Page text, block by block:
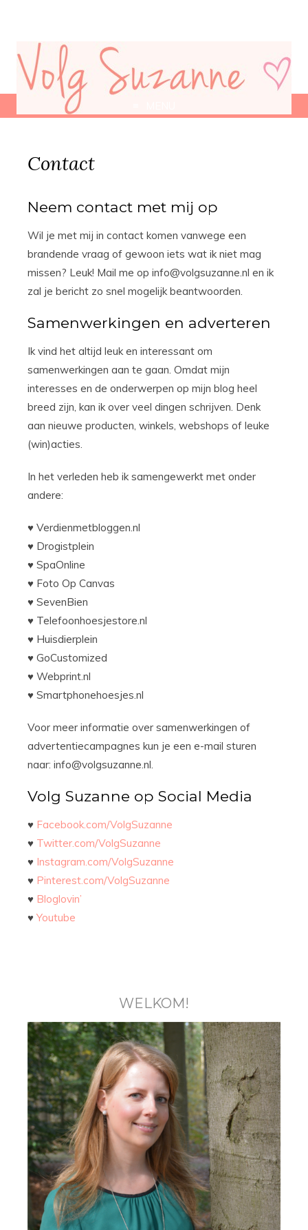
Contact
Neem contact met mij op
Wil je met mij in contact komen vanwege een
brandende vraag of gewoon iets wat ik niet mag
missen? Leuk! Mail me op info@volgsuzanne.nl en ik
zal je bericht zo snel mogelijk beantwoorden.
Samenwerkingen en adverteren
Ik vind het altijd leuk en interessant om
samenwerkingen aan te gaan. Omdat mijn
interesses en de onderwerpen op mijn blog heel
breed zijn, kan ik over veel dingen schrijven. Denk
aan nieuwe producten, winkels, webshops of leuke
(win)acties.
In het verleden heb ik samengewerkt met onder
andere:
♥ Verdienmetbloggen.nl
♥ Drogistplein
♥ SpaOnline
♥ Foto Op Canvas
♥ SevenBien
♥ Telefoonhoesjestore.nl
♥ Huisdierplein
♥ GoCustomized
♥ Webprint.nl
♥ Smartphonehoesjes.nl
Voor meer informatie over samenwerkingen of
advertentiecampagnes kun je een e-mail sturen
naar: info@volgsuzanne.nl.
Volg Suzanne op Social Media
♥ Facebook.com/VolgSuzanne
♥ Twitter.com/VolgSuzanne
♥ Instagram.com/VolgSuzanne
♥ Pinterest.com/VolgSuzanne
♥ Bloglovin’
♥ Youtube
WELKOM!